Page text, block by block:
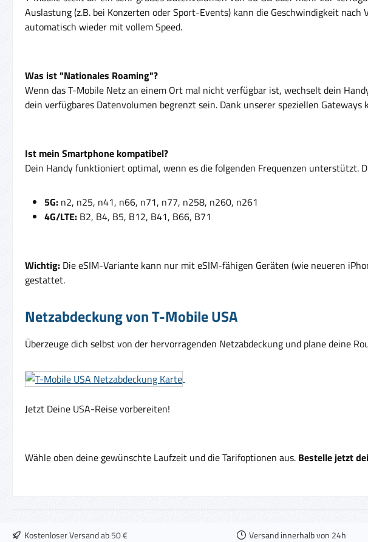
Auslastung (z.B. bei Konzerten oder Sport-Events) kann die Geschwindigkeit
automatisch wieder mit vollem Speed.
Was ist "Nationales Roaming"?
Wenn das T-Mobile Netz an einem Ort mal nicht verfügbar ist, wechselt dein
dein verfügbares Datenvolumen begrenzt sein. Dank unserer speziellen
Ist mein Smartphone kompatibel?
Dein Handy funktioniert optimal, wenn es die folgenden Frequenzen unterstützt.
5G: n2, n25, n41, n66, n71, n77, n258, n260, n261
4G/LTE: B2, B4, B5, B12, B41, B66, B71
Wichtig: Die eSIM-Variante kann nur mit eSIM-fähigen Geräten (wie neueren
gestattet.
Netzabdeckung von T-Mobile USA
Überzeuge dich selbst von der hervorragenden Netzabdeckung und plane deine
Jetzt Deine USA-Reise vorbereiten!
Wähle oben deine gewünschte Laufzeit und die Tarifoptionen aus. Bestelle jetzt
Kostenloser Versand ab 50 € Versand innerhalb von 24h